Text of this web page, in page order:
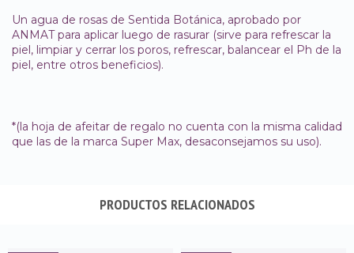
Un agua de rosas de Sentida Botánica, aprobado por
ANMAT para aplicar luego de rasurar (sirve para refrescar la
piel, limpiar y cerrar los poros, refrescar, balancear el Ph de la
piel, entre otros beneficios).
*(la hoja de afeitar de regalo no cuenta con la misma calidad
que las de la marca Super Max, desaconsejamos su uso).
PRODUCTOS RELACIONADOS